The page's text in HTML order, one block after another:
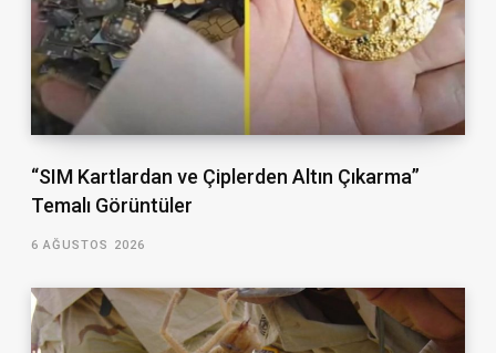
“SIM Kartlardan ve Çiplerden Altın Çıkarma”
Temalı Görüntüler
6 AĞUSTOS 2026